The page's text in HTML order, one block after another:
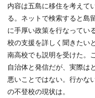
内容は五島に移住を考えて
る。ネットで検索すると島
に手厚い政策を行なってい
校の支援を詳しく聞きたい
南高校でも説明を受けた。
自治体と発信だが、実際は
悪いことではない。行かな
の不登校の現状は。